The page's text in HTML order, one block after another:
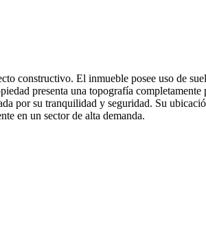
constructivo. El inmueble posee uso de
presenta una topografía completamente
por su tranquilidad y seguridad. Su
en un sector de alta demanda.